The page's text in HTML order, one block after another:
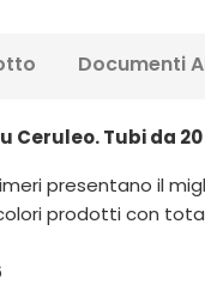
Documenti
Ceruleo. Tubi da
presentano il
prodotti con